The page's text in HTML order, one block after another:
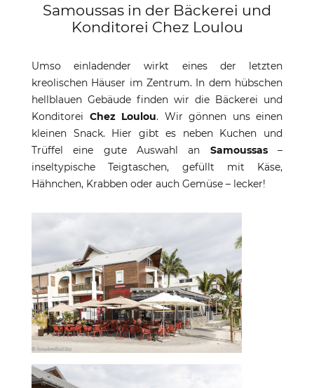
Samoussas in der Bäckerei und
Konditorei Chez Loulou
Umso einladender wirkt eines der letzten
kreolischen Häuser im Zentrum. In dem hübschen
hellblauen Gebäude finden wir die Bäckerei und
Konditorei Chez Loulou. Wir gönnen uns einen
kleinen Snack. Hier gibt es neben Kuchen und
Trüffel eine gute Auswahl an Samoussas–
inseltypische Teigtaschen, gefüllt mit Käse,
Hähnchen, Krabben oder auch Gemüse – lecker!